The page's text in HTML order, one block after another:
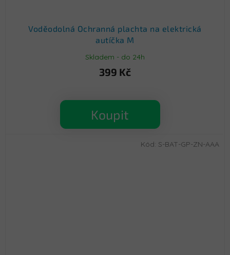
Voděodolná Ochranná plachta na elektrická
autíčka M
Skladem - do 24h
399 Kč
Koupit
Kód: S-BAT-GP-ZN-AAA